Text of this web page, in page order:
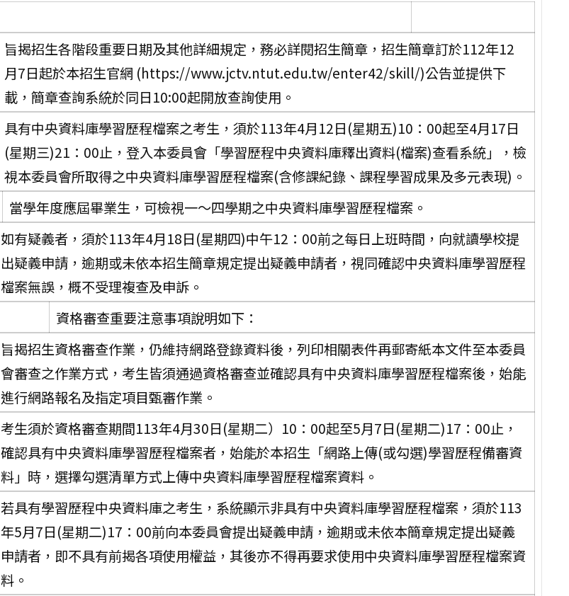
旨揭招生各階段重要日期及其他詳細規定，務必詳閱招生簡章，招生簡章訂於112年12
月7日起於本招生官網 (https://www.jctv.ntut.edu.tw/enter42/skill/)公告並提供下
載，簡章查詢系統於同日10:00起開放查詢使用。
具有中央資料庫學習歷程檔案之考生，須於113年4月12日(星期五)10：00起至4月17日
(星期三)21：00止，登入本委員會「學習歷程中央資料庫釋出資料(檔案)查看系統」，檢
視本委員會所取得之中央資料庫學習歷程檔案(含修課紀錄、課程學習成果及多元表現)。
當學年度應屆畢業生，可檢視一～四學期之中央資料庫學習歷程檔案。
如有疑義者，須於113年4月18日(星期四)中午12：00前之每日上班時間，向就讀學校提
出疑義申請，逾期或未依本招生簡章規定提出疑義申請者，視同確認中央資料庫學習歷程
檔案無誤，概不受理複查及申訴。
資格審查重要注意事項說明如下：
旨揭招生資格審查作業，仍維持網路登錄資料後，列印相關表件再郵寄紙本文件至本委員
會審查之作業方式，考生皆須通過資格審查並確認具有中央資料庫學習歷程檔案後，始能
進行網路報名及指定項目甄審作業。
考生須於資格審查期間113年4月30日(星期二）10：00起至5月7日(星期二)17：00止，
確認具有中央資料庫學習歷程檔案者，始能於本招生「網路上傳(或勾選)學習歷程備審資
料」時，選擇勾選清單方式上傳中央資料庫學習歷程檔案資料。
若具有學習歷程中央資料庫之考生，系統顯示非具有中央資料庫學習歷程檔案，須於113
年5月7日(星期二)17：00前向本委員會提出疑義申請，逾期或未依本簡章規定提出疑義
申請者，即不具有前揭各項使用權益，其後亦不得再要求使用中央資料庫學習歷程檔案資
料。